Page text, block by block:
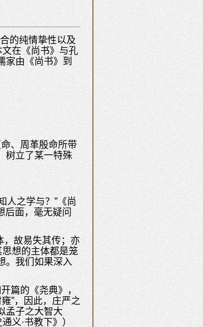
的纯情挚性以及
在《尚书》与孔
家由《尚书》到
、周革殷命所带
树立了某一特殊
人之学与？”《尚
后面，毫无疑问
，故易失其传；亦
想的主体都是笼
。我们如果深入
篇的《尧典》，
”，因此，庄严之
孟子之大智大
义·书教下》）